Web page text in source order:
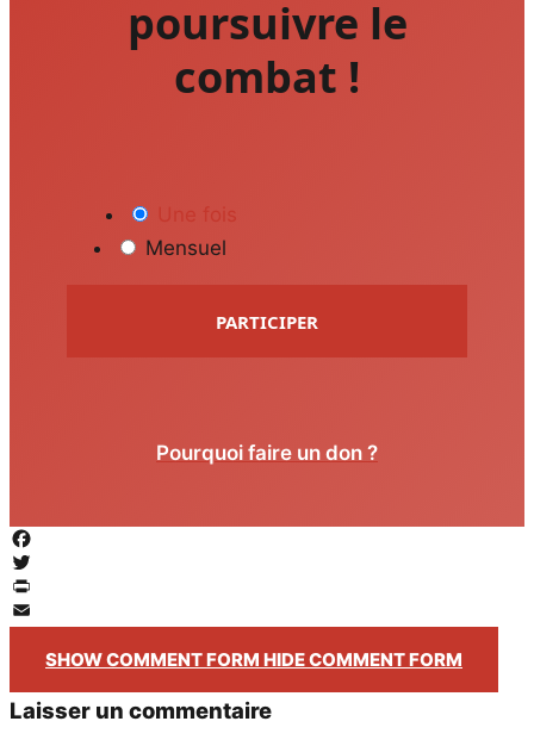
poursuivre le
combat !
Mensuel
PARTICIPER
Pourquoi faire un don ?
Facebook
Twitter
PrintFriendly
Email
SHOW COMMENT FORM HIDE COMMENT FORM
Laisser un commentaire